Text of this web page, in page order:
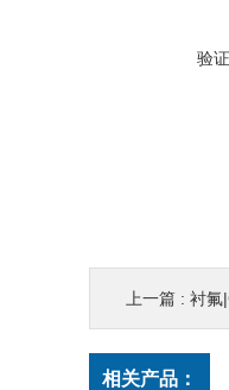
验
上一篇 : 衬氟
相关产品：